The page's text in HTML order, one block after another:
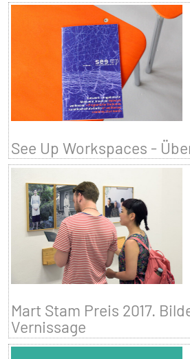
See Up Workspaces -
Mart Stam Preis 2017.
Vernissage